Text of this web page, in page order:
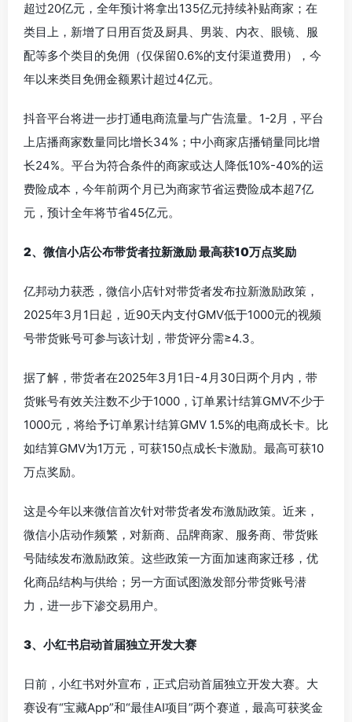
超过20亿元，全年预计将拿出135亿元持续补贴商家；在
类目上，新增了日用百货及厨具、男装、内衣、眼镜、服
配等多个类目的免佣（仅保留0.6%的支付渠道费用），今
年以来类目免佣金额累计超过4亿元。
抖音平台将进一步打通电商流量与广告流量。1-2月，平台
上店播商家数量同比增长34%；中小商家店播销量同比增
长24%。平台为符合条件的商家或达人降低10%-40%的运
费险成本，今年前两个月已为商家节省运费险成本超7亿
元，预计全年将节省45亿元。
2、微信小店公布带货者拉新激励 最高获10万点奖励
亿邦动力获悉，微信小店针对带货者发布拉新激励政策，
2025年3月1日起，近90天内支付GMV低于1000元的视频
号带货账号可参与该计划，带货评分需≥4.3。
据了解，带货者在2025年3月1日-4月30日两个月内，带
货账号有效关注数不少于1000，订单累计结算GMV不少于
1000元，将给予订单累计结算GMV 1.5%的电商成长卡。比
如结算GMV为1万元，可获150点成长卡激励。最高可获10
万点奖励。
这是今年以来微信首次针对带货者发布激励政策。近来，
微信小店动作频繁，对新商、品牌商家、服务商、带货账
号陆续发布激励政策。这些政策一方面加速商家迁移，优
化商品结构与供给；另一方面试图激发部分带货账号潜
力，进一步下渗交易用户。
3、小红书启动首届独立开发大赛
日前，小红书对外宣布，正式启动首届独立开发大赛。大
赛设有“宝藏App”和“最佳AI项目”两个赛道，最高可获奖金